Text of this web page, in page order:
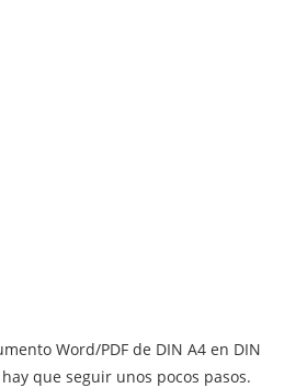
Word/PDF de DIN A4 en DIN
que seguir unos pocos pasos.